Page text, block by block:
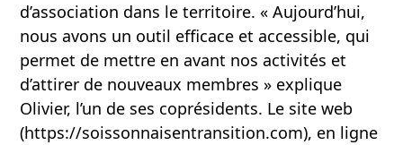
d’association dans le territoire. « Aujourd’hui,
nous avons un outil efficace et accessible, qui
permet de mettre en avant nos activités et
d’attirer de nouveaux membres » explique
Olivier, l’un de ses coprésidents. Le site web
(https://soissonnaisentransition.com), en ligne